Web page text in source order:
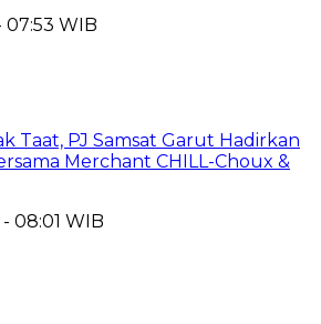
07:53 WIB
Taat, PJ Samsat Garut Hadirkan
Merchant CHILL-Choux &
08:01 WIB